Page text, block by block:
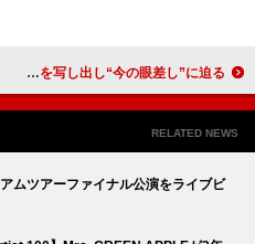
MAYA（NiziU）が『cyan』両面Wカバー、飾らない魅力を写し出し“今の眼差し”に迫る
RELATED NEWS
ムツアーファイナル公演をライブビ